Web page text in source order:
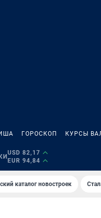
ГОРОСКОП КУРСЫ
USD 82,17
EUR 94,84
каталог новостроек